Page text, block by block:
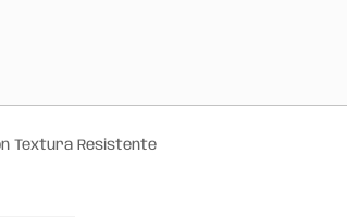
Textura Resistente